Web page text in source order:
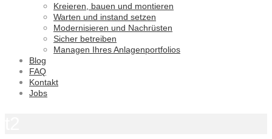
Kreieren, bauen und montieren
Warten und instand setzen
Modernisieren und Nachrüsten
Sicher betreiben
Managen Ihres Anlagenportfolios
Blog
FAQ
Kontakt
Jobs